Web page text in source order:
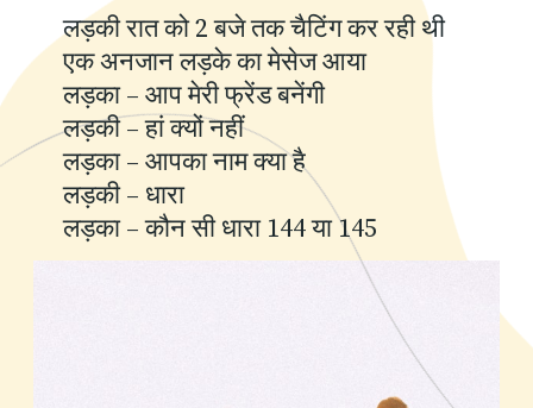
लड़की रात को 2 बजे तक चैटिंग कर रही थी
एक अनजान लड़के का मेसेज आया
लड़का – आप मेरी फ्रेंड बनेंगी
लड़की – हां क्यों नहीं
लड़का – आपका नाम क्या है
लड़की – धारा
लड़का – कौन सी धारा 144 या 145